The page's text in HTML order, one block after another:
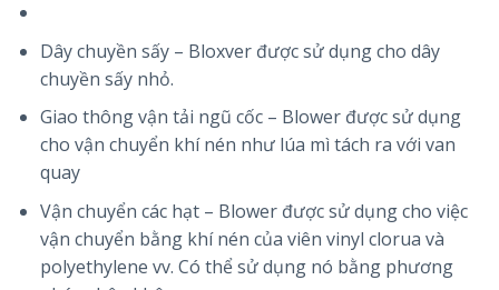
Dây chuyền sấy – Bloxver được sử dụng cho dây
chuyền sấy nhỏ.
Giao thông vận tải ngũ cốc – Blower được sử dụng
cho vận chuyển khí nén như lúa mì tách ra với van
quay
Vận chuyển các hạt – Blower được sử dụng cho việc
vận chuyển bằng khí nén của viên vinyl clorua và
polyethylene vv. Có thể sử dụng nó bằng phương